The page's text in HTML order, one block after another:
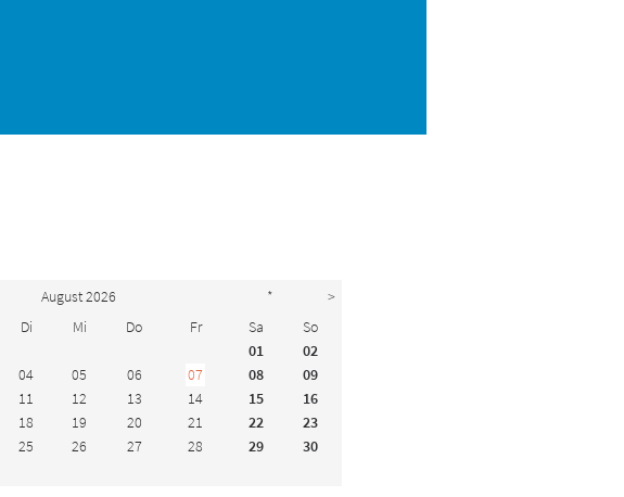
August 2026 *
>
Di Mi Do Fr Sa
So
01
02
04 05 06 07 08
09
11 12 13 14 15
16
18 19 20 21 22
23
25 26 27 28 29
30